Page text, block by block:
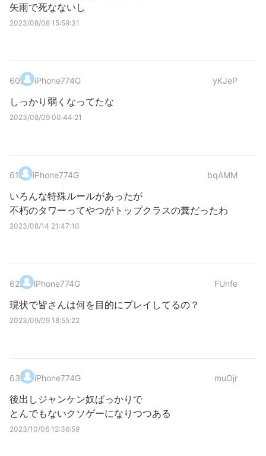
矢雨で死なないし
2023/08/08 15:59:31
60. iPhone774G yKJeP
しっかり弱くなってたな
2023/08/09 00:44:21
61. iPhone774G bqAMM
いろんな特殊ルールがあったが
不朽のタワーってやつがトップクラスの糞だったわ
2023/08/14 21:47:10
62. iPhone774G FUnfe
現状で皆さんは何を目的にプレイしてるの？
2023/09/09 18:55:22
63. iPhone774G muOjr
後出しジャンケン奴ばっかりで
とんでもないクソゲーになりつつある
2023/10/06 12:36:59